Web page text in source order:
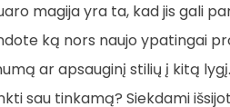
magija yra ta, kad jis gali
ką nors naujo ypatingai
ar apsauginį stilių į kitą
sau tinkamą? Siekdami